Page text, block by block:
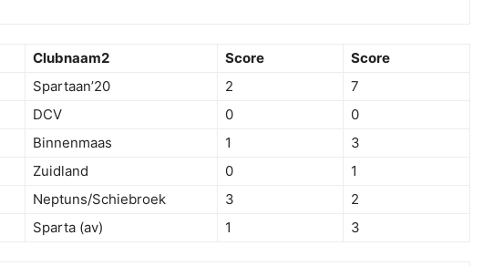
Clubnaam2 Score
Score
Spartaan’20 2
7
DCV 0
0
Binnenmaas 1
3
Zuidland 0
1
Neptuns/Schiebroek 3
2
Sparta (av) 1 3